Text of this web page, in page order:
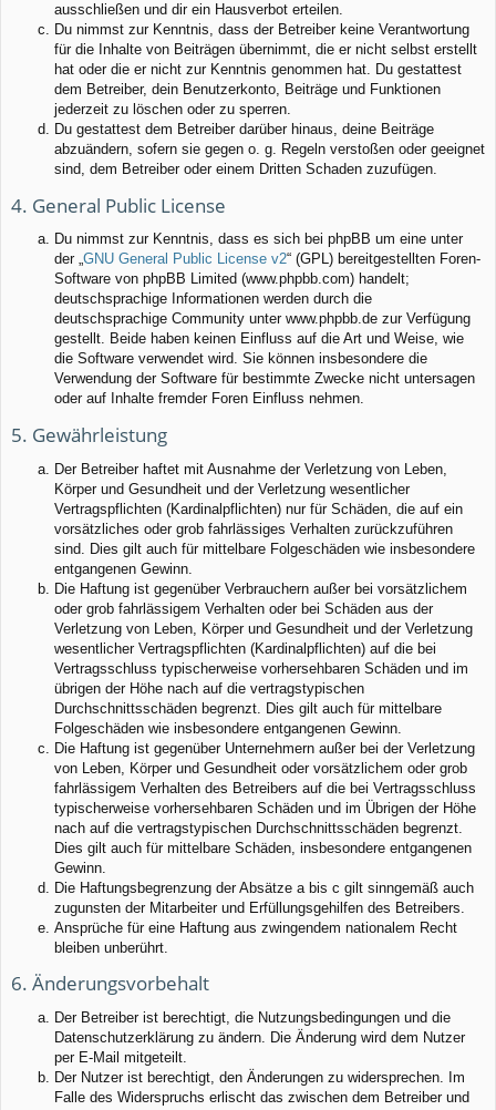
ausschließen und dir ein Hausverbot erteilen.
Du nimmst zur Kenntnis, dass der Betreiber keine Verantwortung
für die Inhalte von Beiträgen übernimmt, die er nicht selbst erstellt
hat oder die er nicht zur Kenntnis genommen hat. Du gestattest
dem Betreiber, dein Benutzerkonto, Beiträge und Funktionen
jederzeit zu löschen oder zu sperren.
Du gestattest dem Betreiber darüber hinaus, deine Beiträge
abzuändern, sofern sie gegen o. g. Regeln verstoßen oder geeignet
sind, dem Betreiber oder einem Dritten Schaden zuzufügen.
4. General Public License
Du nimmst zur Kenntnis, dass es sich bei phpBB um eine unter
der „GNU General Public License v2“ (GPL) bereitgestellten Foren-
Software von phpBB Limited (www.phpbb.com) handelt;
deutschsprachige Informationen werden durch die
deutschsprachige Community unter www.phpbb.de zur Verfügung
gestellt. Beide haben keinen Einfluss auf die Art und Weise, wie
die Software verwendet wird. Sie können insbesondere die
Verwendung der Software für bestimmte Zwecke nicht untersagen
oder auf Inhalte fremder Foren Einfluss nehmen.
5. Gewährleistung
Der Betreiber haftet mit Ausnahme der Verletzung von Leben,
Körper und Gesundheit und der Verletzung wesentlicher
Vertragspflichten (Kardinalpflichten) nur für Schäden, die auf ein
vorsätzliches oder grob fahrlässiges Verhalten zurückzuführen
sind. Dies gilt auch für mittelbare Folgeschäden wie insbesondere
entgangenen Gewinn.
Die Haftung ist gegenüber Verbrauchern außer bei vorsätzlichem
oder grob fahrlässigem Verhalten oder bei Schäden aus der
Verletzung von Leben, Körper und Gesundheit und der Verletzung
wesentlicher Vertragspflichten (Kardinalpflichten) auf die bei
Vertragsschluss typischerweise vorhersehbaren Schäden und im
übrigen der Höhe nach auf die vertragstypischen
Durchschnittsschäden begrenzt. Dies gilt auch für mittelbare
Folgeschäden wie insbesondere entgangenen Gewinn.
Die Haftung ist gegenüber Unternehmern außer bei der Verletzung
von Leben, Körper und Gesundheit oder vorsätzlichem oder grob
fahrlässigem Verhalten des Betreibers auf die bei Vertragsschluss
typischerweise vorhersehbaren Schäden und im Übrigen der Höhe
nach auf die vertragstypischen Durchschnittsschäden begrenzt.
Dies gilt auch für mittelbare Schäden, insbesondere entgangenen
Gewinn.
Die Haftungsbegrenzung der Absätze a bis c gilt sinngemäß auch
zugunsten der Mitarbeiter und Erfüllungsgehilfen des Betreibers.
Ansprüche für eine Haftung aus zwingendem nationalem Recht
bleiben unberührt.
6. Änderungsvorbehalt
Der Betreiber ist berechtigt, die Nutzungsbedingungen und die
Datenschutzerklärung zu ändern. Die Änderung wird dem Nutzer
per E-Mail mitgeteilt.
Der Nutzer ist berechtigt, den Änderungen zu widersprechen. Im
Falle des Widerspruchs erlischt das zwischen dem Betreiber und